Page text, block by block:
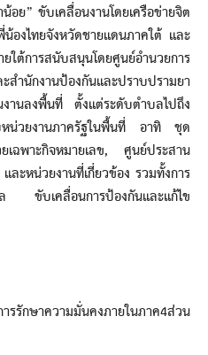
ขับเคลื่อนงานโดยเครือข่ายจิต
องไทยจังหวัดชายแดนภาคใต้ และ
ต้การสนับสนุนโดยศูนย์อำนวยการ
ำนักงานป้องกันและปราบปรามยา
ลงพื้นที่ ตั้งแต่ระดับตำบลไปถึง
หน่วยงานภาครัฐในพื้นที่ อาทิ ชุด
เฉพาะกิจหมายเลข, ศูนย์ประสาน
ละหน่วยงานที่เกี่ยวข้อง รวมทั้งการ
ขับเคลื่อนการป้องกันและแก้ไข
รักษาความมั่นคงภายในภาค4ส่วน